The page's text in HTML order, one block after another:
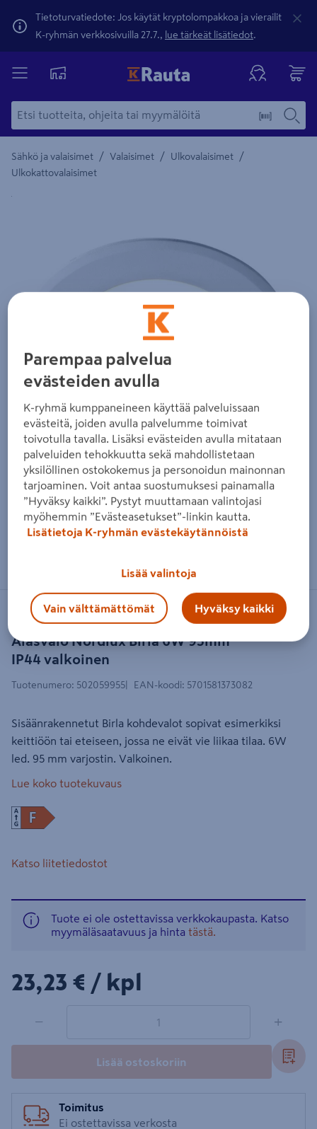
Tietoturvatiedote: Jos käytät kryptolompakkoa ja vierailit
K-ryhmän verkkosivuilla 27.7., lue tärkeät lisätiedot.
Sähkö ja valaisimet / Valaisimet / Ulkovalaisimet /
Ulkokattovalaisimet
Yksityiskohtainen kuvaus löytyy Tuotteen kuvaus -
Alasvalo Nordlux Birla 6W 95mm
IP44 valkoinen
NORDLUX
Tuotenumero: 502059955 EAN-koodi: 5701581373082
Sisäänrakennetut Birla kohdevalot sopivat esimerkiksi
keittiöön tai eteiseen, jossa ne eivät vie liikaa tilaa. 6W
led. 95 mm varjostin. Valkoinen.
Lue koko tuotekuvaus
Katso liitetiedostot
Tuote ei ole ostettavissa verkkokaupasta. Katso
myymäläsaatavuus ja hinta tästä.
23,23€/kpl
23,23 € / kpl
− +
Lisää ostoskoriin
Toimitus
Ei ostettavissa verkosta
Parempaa palvelua
evästeiden avulla
K-ryhmä kumppaneineen käyttää palveluissaan
evästeitä, joiden avulla palvelumme toimivat
toivotulla tavalla. Lisäksi evästeiden avulla mitataan
palveluiden tehokkuutta sekä mahdollistetaan
yksilöllinen ostokokemus ja personoidun mainonnan
tarjoaminen. Voit antaa suostumuksesi painamalla
”Hyväksy kaikki”. Pystyt muuttamaan valintojasi
myöhemmin ”Evästeasetukset”-linkin kautta.
Lisätietoja K-ryhmän evästekäytännöistä
Lisää valintoja
Vain välttämättömät Hyväksy kaikki